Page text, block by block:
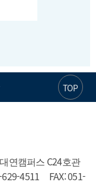
TOP
연캠퍼스 C24호관
4511     FAX: 051-